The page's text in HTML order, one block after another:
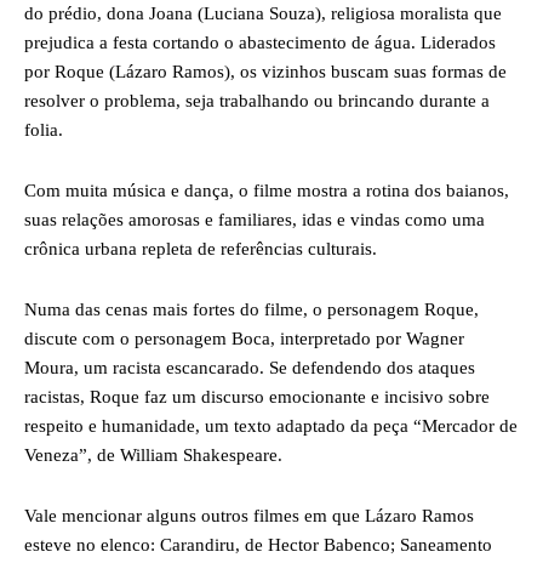
do prédio, dona Joana (Luciana Souza), religiosa moralista que
prejudica a festa cortando o abastecimento de água. Liderados
por Roque (Lázaro Ramos), os vizinhos buscam suas formas de
resolver o problema, seja trabalhando ou brincando durante a
folia.
Com muita música e dança, o filme mostra a rotina dos baianos,
suas relações amorosas e familiares, idas e vindas como uma
crônica urbana repleta de referências culturais.
Numa das cenas mais fortes do filme, o personagem Roque,
discute com o personagem Boca, interpretado por Wagner
Moura, um racista escancarado. Se defendendo dos ataques
racistas, Roque faz um discurso emocionante e incisivo sobre
respeito e humanidade, um texto adaptado da peça “Mercador de
Veneza”, de William Shakespeare.
Vale mencionar alguns outros filmes em que Lázaro Ramos
esteve no elenco: Carandiru, de Hector Babenco; Saneamento